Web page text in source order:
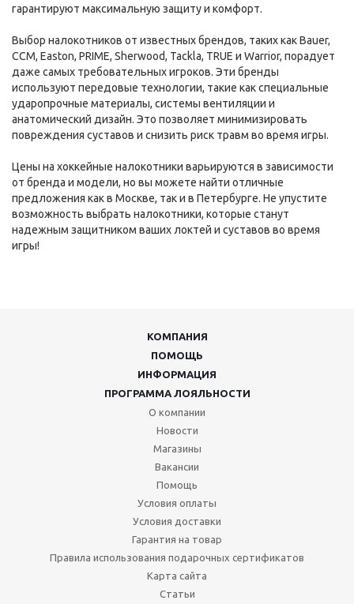
гарантируют максимальную защиту и комфорт.
Выбор налокотников от известных брендов, таких как Bauer,
CCM, Easton, PRIME, Sherwood, Tackla, TRUE и Warrior, порадует
даже самых требовательных игроков. Эти бренды
используют передовые технологии, такие как специальные
ударопрочные материалы, системы вентиляции и
анатомический дизайн. Это позволяет минимизировать
повреждения суставов и снизить риск травм во время игры.
Цены на хоккейные налокотники варьируются в зависимости
от бренда и модели, но вы можете найти отличные
предложения как в Москве, так и в Петербурге. Не упустите
возможность выбрать налокотники, которые станут
надежным защитником ваших локтей и суставов во время
игры!
КОМПАНИЯ
ПОМОЩЬ
ИНФОРМАЦИЯ
ПРОГРАММА ЛОЯЛЬНОСТИ
О компании
Новости
Магазины
Вакансии
Помощь
Условия оплаты
Условия доставки
Гарантия на товар
Правила использования подарочных сертификатов
Карта сайта
Статьи